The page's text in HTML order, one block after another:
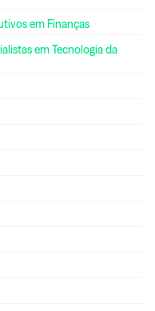
em Finanças
em Tecnologia da